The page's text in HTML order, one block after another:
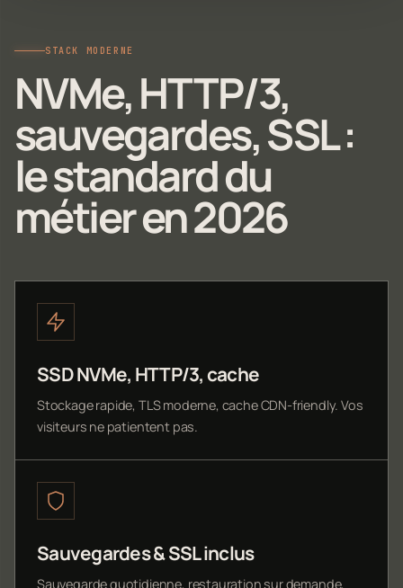
STACK MODERNE
NVMe, HTTP/3,
sauvegardes, SSL :
le standard du
métier en 2026
SSD NVMe, HTTP/3, cache
Stockage rapide, TLS moderne, cache CDN-friendly. Vos
visiteurs ne patientent pas.
Sauvegardes & SSL inclus
Sauvegarde quotidienne, restauration sur demande,